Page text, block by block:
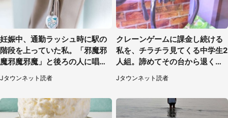
妊娠中、通勤ラッシュ時に駅の
階段を上っていた私。「邪魔邪
魔邪魔邪魔」と後ろの人に唱え
られて（神奈川県・30代女性）
Jタウンネット読者
クレーンゲームに課金し続ける
私を、チラチラ見てくる中学生2
人組。諦めてその台から退く
と、後ろから声が（東京都・40
代女性）
Jタウンネット読者